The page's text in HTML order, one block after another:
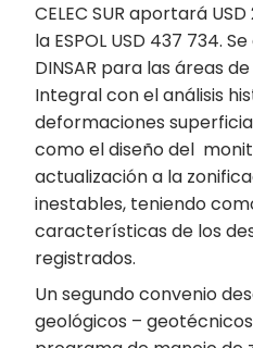
CELEC SUR aportará
la ESPOL USD 437 734.
DINSAR para las áreas
Integral con el análisis
deformaciones
como el diseño del
actualización a la
inestables, teniendo
características de los
registrados.
Un segundo convenio
geológicos –